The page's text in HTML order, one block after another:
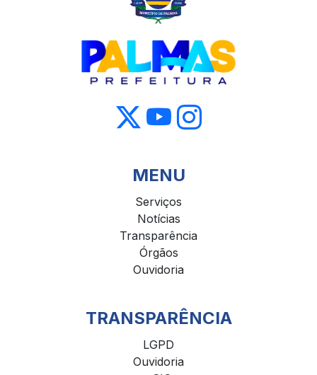
MENU
Serviços
Notícias
Transparência
Órgãos
Ouvidoria
TRANSPARÊNCIA
LGPD
Ouvidoria